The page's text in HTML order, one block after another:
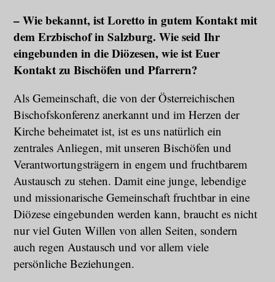
– Wie bekannt, ist Loretto in gutem Kontakt mit
dem Erzbischof in Salzburg. Wie seid Ihr
eingebunden in die Diözesen, wie ist Euer
Kontakt zu Bischöfen und Pfarrern?
Als Gemeinschaft, die von der Österreichischen
Bischofskonferenz anerkannt und im Herzen der
Kirche beheimatet ist, ist es uns natürlich ein
zentrales Anliegen, mit unseren Bischöfen und
Verantwortungsträgern in engem und fruchtbarem
Austausch zu stehen. Damit eine junge, lebendige
und missionarische Gemeinschaft fruchtbar in eine
Diözese eingebunden werden kann, braucht es nicht
nur viel Guten Willen von allen Seiten, sondern
auch regen Austausch und vor allem viele
persönliche Beziehungen.